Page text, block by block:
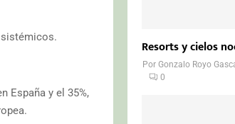
España y el 35%,
Resorts y cielos
PorGonzalo Royo
0